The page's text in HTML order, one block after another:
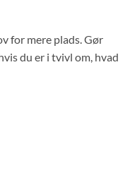
for mere plads. Gør
du er i tvivl om, hvad